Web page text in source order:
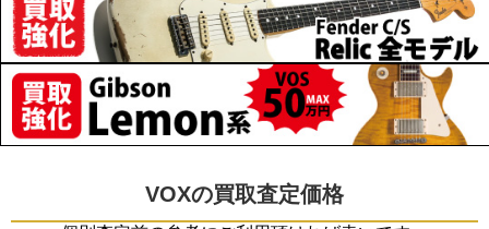
VOXの買取査定価格